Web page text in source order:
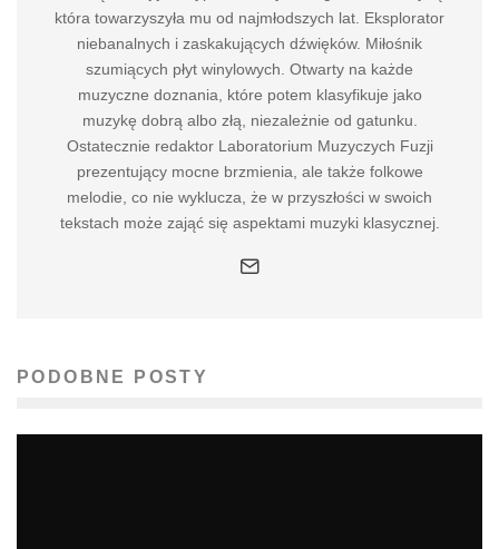
która towarzyszyła mu od najmłodszych lat. Eksplorator
niebanalnych i zaskakujących dźwięków. Miłośnik
szumiących płyt winylowych. Otwarty na każde
muzyczne doznania, które potem klasyfikuje jako
muzykę dobrą albo złą, niezależnie od gatunku.
Ostatecznie redaktor Laboratorium Muzyczych Fuzji
prezentujący mocne brzmienia, ale także folkowe
melodie, co nie wyklucza, że w przyszłości w swoich
tekstach może zająć się aspektami muzyki klasycznej.
PODOBNE POSTY